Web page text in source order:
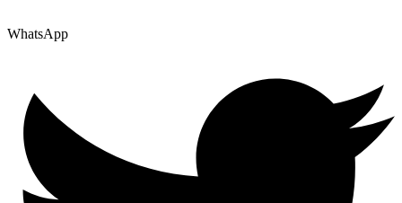
WhatsApp